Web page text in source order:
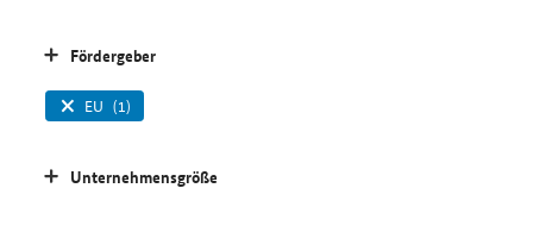
Fördergeber
EU (1)
Unternehmensgröße